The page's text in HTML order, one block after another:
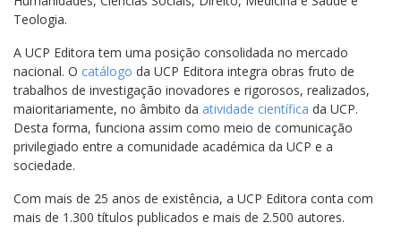
Teologia.
A UCP Editora tem uma posição consolidada no mercado
nacional. O catálogo da UCP Editora integra obras fruto de
trabalhos de investigação inovadores e rigorosos, realizados,
maioritariamente, no âmbito da atividade científica da UCP.
Desta forma, funciona assim como meio de comunicação
privilegiado entre a comunidade académica da UCP e a
sociedade.
Com mais de 25 anos de existência, a UCP Editora conta com
mais de 1.300 títulos publicados e mais de 2.500 autores.